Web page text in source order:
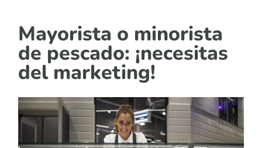
Mayorista o minorista
de pescado: ¡necesitas
del marketing!